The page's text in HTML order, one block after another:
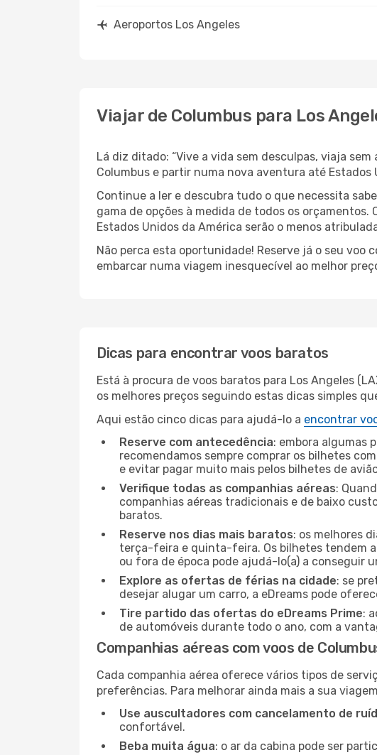
Aeroportos Los Angeles
Viajar de Columbus para Los
Lá diz ditado: “Vive a vida sem desculpas, viaja
Columbus e partir numa nova aventura até Estados
Continue a ler e descubra tudo o que necessita
gama de opções à medida de todos os orçamentos.
Estados Unidos da América serão o menos
Não perca esta oportunidade! Reserve já o seu voo
embarcar numa viagem inesquecível ao melhor
Dicas para encontrar voos baratos
Está à procura de voos baratos para Los Angeles
os melhores preços seguindo estas dicas simples
Aqui estão cinco dicas para ajudá-lo a encontrar
Reserve com antecedência: embora algumas
recomendamos sempre comprar os bilhetes
e evitar pagar muito mais pelos bilhetes de
Verifique todas as companhias aéreas:
companhias aéreas tradicionais e de baixo
baratos.
Reserve nos dias mais baratos: os melhores
terça-feira e quinta-feira. Os bilhetes tendem a
ou fora de época pode ajudá-lo(a) a conseguir
Explore as ofertas de férias na cidade: se
desejar alugar um carro, a eDreams pode
Tire partido das ofertas do eDreams Prime:
de automóveis durante todo o ano, com a
Companhias aéreas com voos de
Cada companhia aérea oferece vários tipos de
preferências. Para melhorar ainda mais a sua
Use auscultadores com cancelamento de
confortável.
Beba muita água: o ar da cabina pode ser